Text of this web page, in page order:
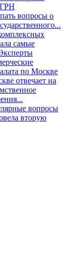
вопросы о
самые
по Москве
отвечает на
вопросы
вторую